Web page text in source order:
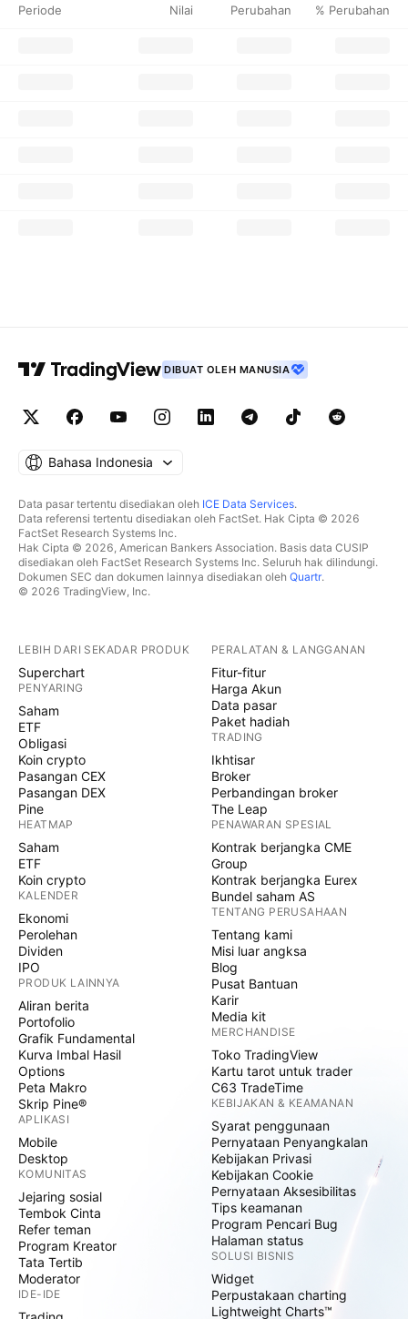
Periode Nilai Perubahan % Perubahan
DIBUAT OLEH MANUSIA
Bahasa Indonesia
Data pasar tertentu disediakan oleh ICE Data Services.
Data referensi tertentu disediakan oleh FactSet. Hak Cipta © 2026
FactSet Research Systems Inc.
Hak Cipta © 2026, American Bankers Association. Basis data CUSIP
disediakan oleh FactSet Research Systems Inc. Seluruh hak dilindungi.
Dokumen SEC dan dokumen lainnya disediakan oleh Quartr.
© 2026 TradingView, Inc.
LEBIH DARI SEKADAR PRODUK
Superchart
PENYARING
Saham
ETF
Obligasi
Koin crypto
Pasangan CEX
Pasangan DEX
Pine
HEATMAP
Saham
ETF
Koin crypto
KALENDER
Ekonomi
Perolehan
Dividen
IPO
PRODUK LAINNYA
Aliran berita
Portofolio
Grafik Fundamental
Kurva Imbal Hasil
Options
Peta Makro
Skrip Pine®
APLIKASI
Mobile
Desktop
KOMUNITAS
Jejaring sosial
Tembok Cinta
Refer teman
Program Kreator
Tata Tertib
Moderator
IDE-IDE
PERALATAN & LANGGANAN
Fitur-fitur
Harga Akun
Data pasar
Paket hadiah
TRADING
Ikhtisar
Broker
Perbandingan broker
The Leap
PENAWARAN SPESIAL
Kontrak berjangka CME
Group
Kontrak berjangka Eurex
Bundel saham AS
TENTANG PERUSAHAAN
Tentang kami
Misi luar angksa
Blog
Pusat Bantuan
Karir
Media kit
MERCHANDISE
Toko TradingView
Kartu tarot untuk trader
C63 TradeTime
KEBIJAKAN & KEAMANAN
Syarat penggunaan
Pernyataan Penyangkalan
Kebijakan Privasi
Kebijakan Cookie
Pernyataan Aksesibilitas
Tips keamanan
Program Pencari Bug
Halaman status
SOLUSI BISNIS
Widget
Perpustakaan charting
Lightweight Charts™